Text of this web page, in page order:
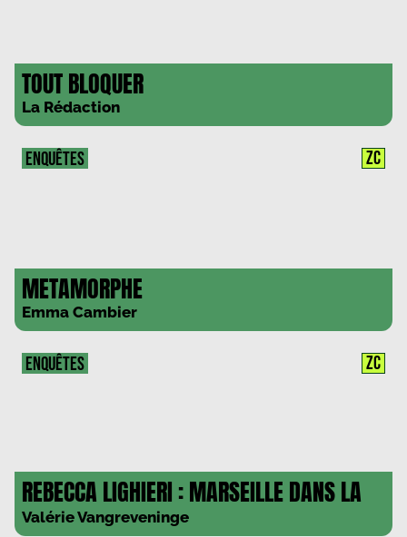
TOUT BLOQUER
La Rédaction
METAMORPHE
Emma Cambier
ENQUÊTES ZC
REBECCA LIGHIERI : MARSEILLE DANS LA
PEAU
Valérie Vangreveninge
ENQUÊTES ZC